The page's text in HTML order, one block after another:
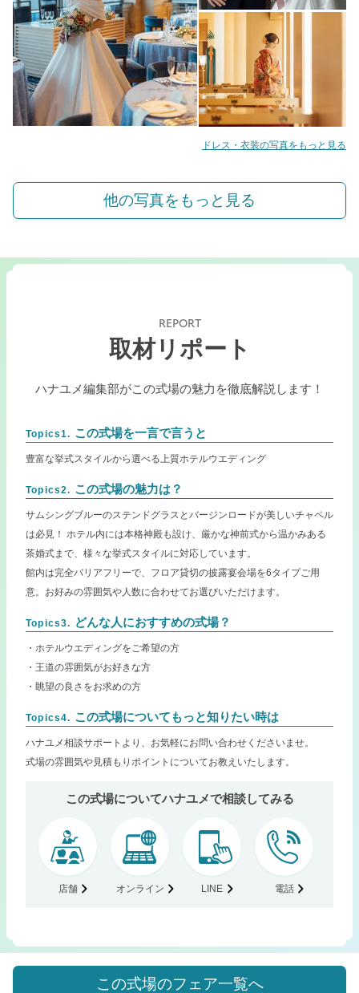
ドレス・衣装の写真をもっと見る
他の写真をもっと見る
REPORT
取材リポート
ハナユメ編集部がこの式場の魅力を徹底解説します！
Topics1. この式場を一言で言うと
豊富な挙式スタイルから選べる上質ホテルウエディング
Topics2. この式場の魅力は？
サムシングブルーのステンドグラスとバージンロードが美しいチャペル
は必見！ ホテル内には本格神殿も設け、厳かな神前式から温かみある
茶婚式まで、様々な挙式スタイルに対応しています。
館内は完全バリアフリーで、フロア貸切の披露宴会場を6タイプご用
意。お好みの雰囲気や人数に合わせてお選びいただけます。
Topics3. どんな人におすすめの式場？
・ホテルウエディングをご希望の方
・王道の雰囲気がお好きな方
・眺望の良さをお求めの方
Topics4. この式場についてもっと知りたい時は
ハナユメ相談サポートより、お気軽にお問い合わせくださいませ。
式場の雰囲気や見積もりポイントについてお教えいたします。
この式場についてハナユメで相談してみる
店舗 オンライン LINE 電話
この式場のフェア一覧へ